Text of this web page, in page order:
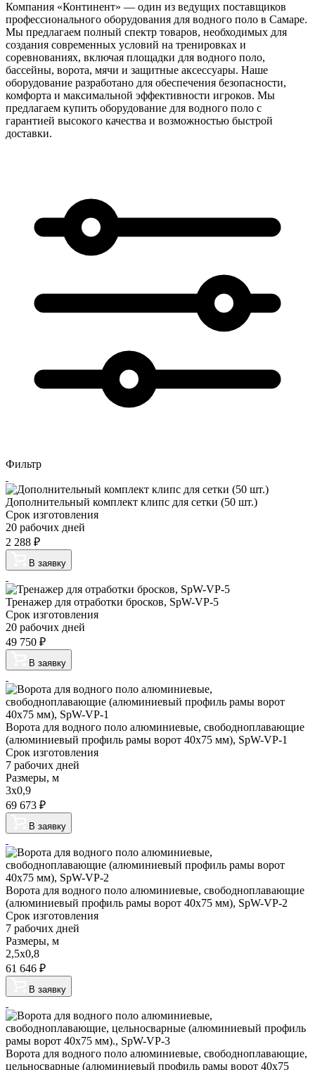
Компания «Континент» — один из ведущих поставщиков
профессионального оборудования для водного поло в Самаре.
Мы предлагаем полный спектр товаров, необходимых для
создания современных условий на тренировках и
соревнованиях, включая площадки для водного поло,
бассейны, ворота, мячи и защитные аксессуары. Наше
оборудование разработано для обеспечения безопасности,
комфорта и максимальной эффективности игроков. Мы
предлагаем купить оборудование для водного поло с
гарантией высокого качества и возможностью быстрой
доставки.
Фильтр
Дополнительный комплект клипс для сетки (50 шт.)
Срок изготовления
20 рабочих дней
2 288 ₽
В заявку
Тренажер для отработки бросков, SpW-VP-5
Срок изготовления
20 рабочих дней
49 750 ₽
В заявку
Ворота для водного поло алюминиевые, свободноплавающие
(алюминиевый профиль рамы ворот 40х75 мм), SpW-VP-1
Срок изготовления
7 рабочих дней
Размеры, м
3х0,9
69 673 ₽
В заявку
Ворота для водного поло алюминиевые, свободноплавающие
(алюминиевый профиль рамы ворот 40х75 мм), SpW-VP-2
Срок изготовления
7 рабочих дней
Размеры, м
2,5х0,8
61 646 ₽
В заявку
Ворота для водного поло алюминиевые, свободноплавающие,
цельносварные (алюминиевый профиль рамы ворот 40х75